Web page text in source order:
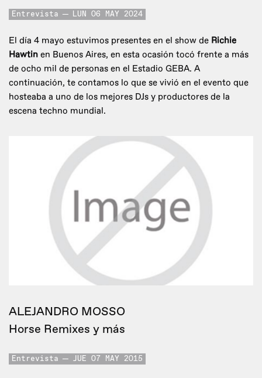
Entrevista LUN 06 MAY 2024
El día 4 mayo estuvimos presentes en el show de Richie
Hawtin en Buenos Aires, en esta ocasión tocó frente a más
de ocho mil de personas en el Estadio GEBA. A
continuación, te contamos lo que se vivió en el evento que
hosteaba a uno de los mejores DJs y productores de la
escena techno mundial.
ALEJANDRO MOSSO
Horse Remixes y más
Entrevista JUE 07 MAY 2015